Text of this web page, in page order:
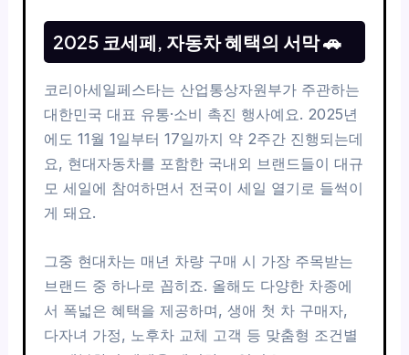
2025 코세페, 자동차 혜택의 서막 🚗
코리아세일페스타는 산업통상자원부가 주관하는
대한민국 대표 유통·소비 촉진 행사예요. 2025년
에도 11월 1일부터 17일까지 약 2주간 진행되는데
요, 현대자동차를 포함한 국내외 브랜드들이 대규
모 세일에 참여하면서 전국이 세일 열기로 들썩이
게 돼요.
그중 현대차는 매년 차량 구매 시 가장 주목받는
브랜드 중 하나로 꼽히죠. 올해도 다양한 차종에
서 폭넓은 혜택을 제공하며, 생애 첫 차 구매자,
다자녀 가정, 노후차 교체 고객 등 맞춤형 조건별